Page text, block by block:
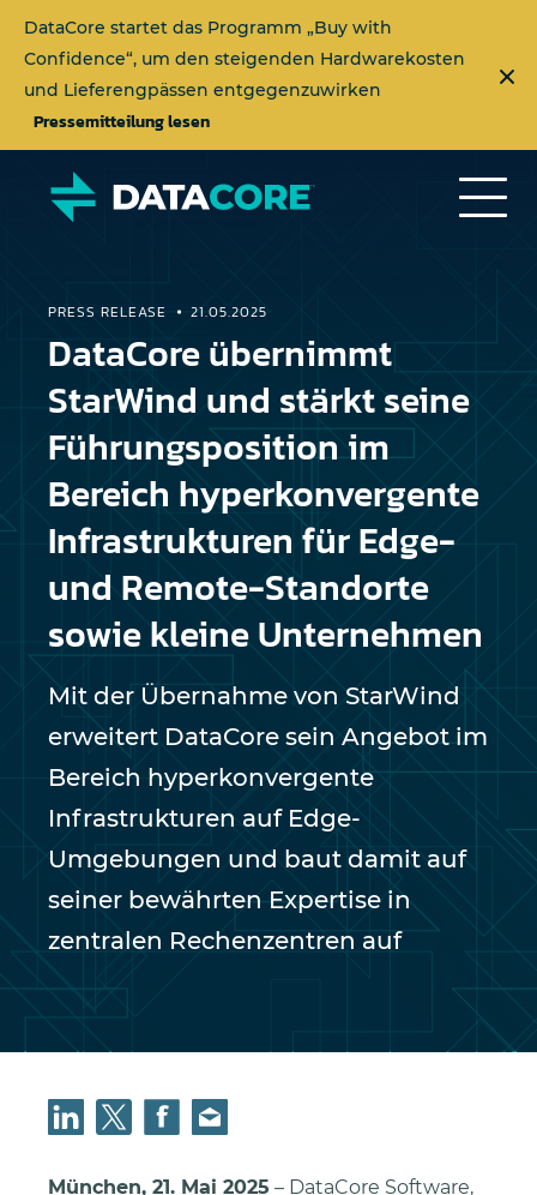
DataCore startet das Programm „Buy with
Confidence“, um den steigenden Hardwarekosten
und Lieferengpässen entgegenzuwirken
Pressemitteilung lesen
PRESS RELEASE 21.05.2025
DataCore übernimmt
StarWind und stärkt seine
Führungsposition im
Bereich hyperkonvergente
Infrastrukturen für Edge-
und Remote-Standorte
sowie kleine Unternehmen
Mit der Übernahme von StarWind
erweitert DataCore sein Angebot im
Bereich hyperkonvergente
Infrastrukturen auf Edge-
Umgebungen und baut damit auf
seiner bewährten Expertise in
zentralen Rechenzentren auf
München, 21. Mai 2025 – DataCore Software,